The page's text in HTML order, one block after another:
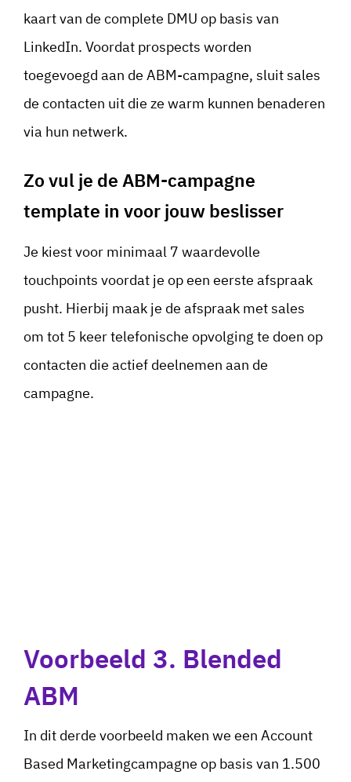
kaart van de complete DMU op basis van
LinkedIn. Voordat prospects worden
toegevoegd aan de ABM-campagne, sluit sales
de contacten uit die ze warm kunnen benaderen
via hun netwerk.
Zo vul je de ABM-campagne
template in voor jouw beslisser
Je kiest voor minimaal 7 waardevolle
touchpoints voordat je op een eerste afspraak
pusht. Hierbij maak je de afspraak met sales
om tot 5 keer telefonische opvolging te doen op
contacten die actief deelnemen aan de
campagne.
Voorbeeld 3. Blended
ABM
In dit derde voorbeeld maken we een Account
Based Marketingcampagne op basis van 1.500